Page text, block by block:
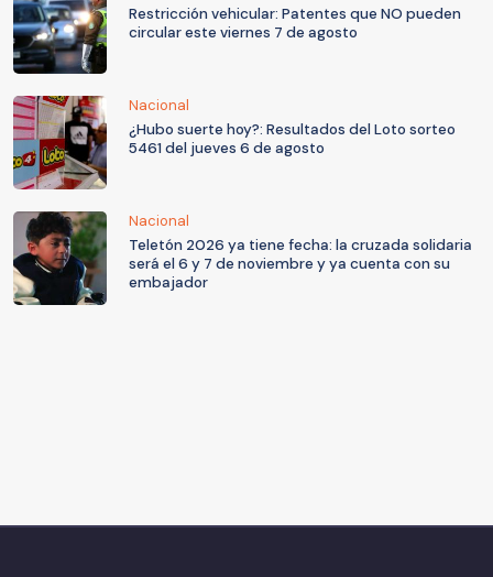
Restricción vehicular: Patentes que NO pueden
circular este viernes 7 de agosto
Nacional
¿Hubo suerte hoy?: Resultados del Loto sorteo
5461 del jueves 6 de agosto
Nacional
Teletón 2026 ya tiene fecha: la cruzada solidaria
será el 6 y 7 de noviembre y ya cuenta con su
embajador